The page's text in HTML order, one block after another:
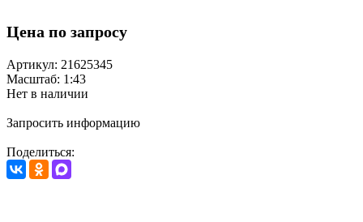
Цена по запросу
Артикул: 21625345
Масштаб: 1:43
Нет в наличии
Запросить информацию
Поделиться: